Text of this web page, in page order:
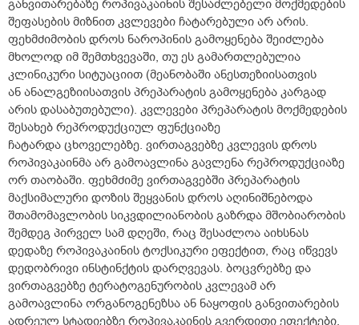
განვითარებაზე როპივაკაინის შესაძლებელი მოქმედების
შეფასების მიზნით კვლევები ჩატარებული არ არის.
ფეხმძიმობის დროს ნაროპინის გამოყენება შეიძლება
მხოლოდ იმ შემთხვევაში, თუ ეს გამართლებულია
კლინიკური სიტუაციით (მეანობაში ანესთეზიისათვის
ან ანალგეზიისათვის პრეპარატის გამოყენება კარგად
არის დასაბუთებული). კვლევები პრეპარატის მოქმედების
შესახებ რეპროდუქციულ ფუნქციაზე
ჩატარდა ცხოველებზე. ვირთაგვებზე კვლევის დროს
როპივაკაინმა არ გამოავლინა გავლენა რეპროდუქციაზე
ორ თაობაში. ფეხმძიმე ვირთაგვებში პრეპარატის
მაქსიმალური დოზის შეყვანის დროს აღინიშნებოდა
შთამომავლობის სიკვდილიანობის გაზრდა მშობიარობის
შემდეგ პირველ სამ დღეში, რაც შესაძლოა აიხსნას
დედაზე როპივაკაინის ტოქსიკური ეფექტით, რაც იწვევს
დედობრივი ინსტინქტის დარღვევას. ბოცვრებზე და
ვირთაგვებზე ტერატოგენურობის კვლევამ არ
გამოავლინა ორგანოგენეზსა ან ნაყოფის განვითარების
ადრეულ სტადიებზე როპივაკაინის გვერდითი ეფექტები.